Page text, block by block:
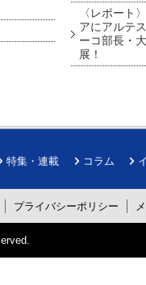
〈レポート
アにアルテ
ーコ部長・
展！
特集・連載 コラム
プライバシーポリシー